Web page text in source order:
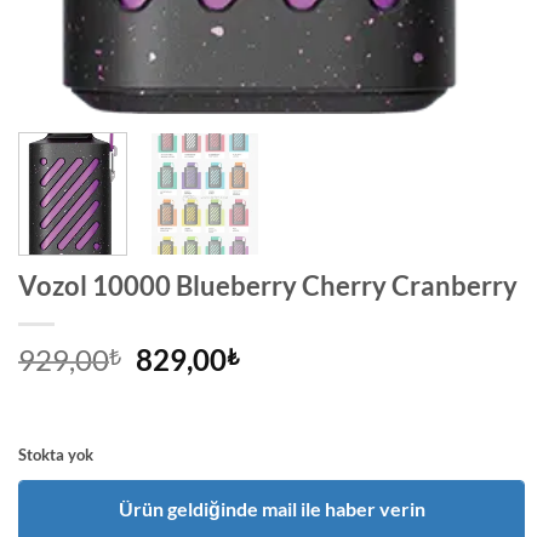
Vozol 10000 Blueberry Cherry Cranberry
929,00₺ Orijinal
fiyat:
829,00₺Şu
Stokta yok
Ürün geldiğinde mail ile haber verin